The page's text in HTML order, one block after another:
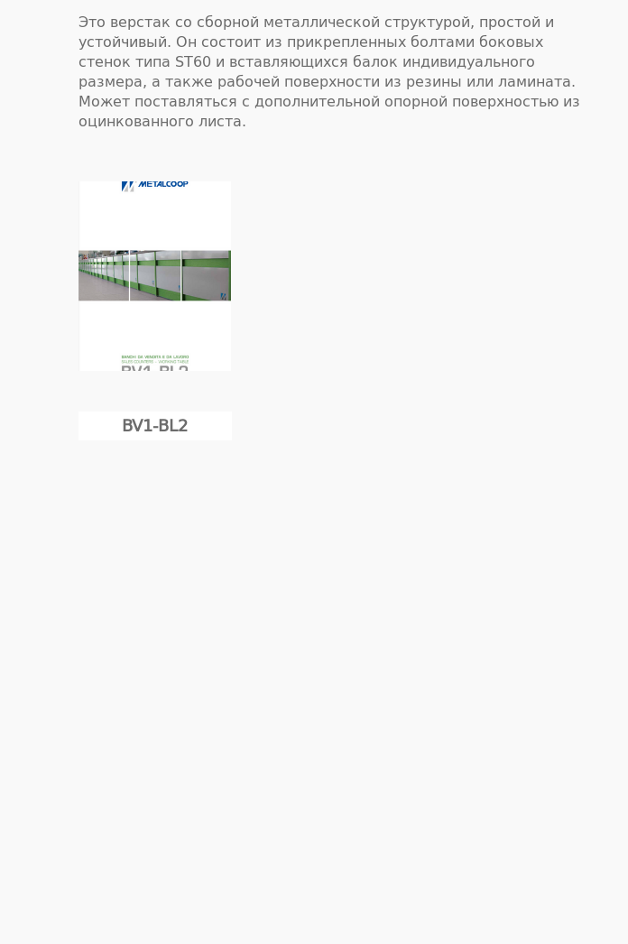
Это верстак со сборной металлической структурой, простой и
устойчивый. Он состоит из прикрепленных болтами боковых
стенок типа ST60 и вставляющихся балок индивидуального
размера, а также рабочей поверхности из резины или ламината.
Может поставляться с дополнительной опорной поверхностью из
оцинкованного листа.
BV1-BL2